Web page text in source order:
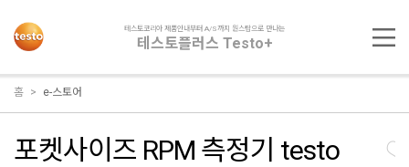
테스토코리아 제품안내부터 A/S까지 원스탑으로 만나는
테스토플러스 Testo+
홈 e-스토어
포켓사이즈 RPM 측정기 testo